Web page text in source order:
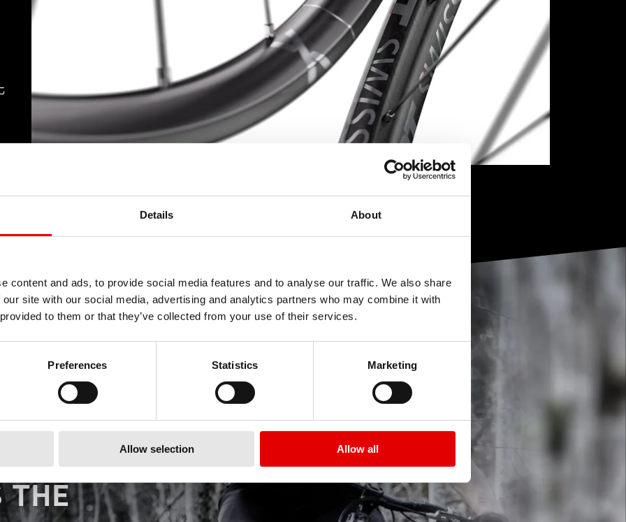
Details About
content and ads, to provide social media features and to analyse our traffic. We also share
site with our social media, advertising and analytics partners who may combine it with
to them or that they’ve collected from your use of their services.
Preferences Statistics Marketing
Allow selection Allow all
THE